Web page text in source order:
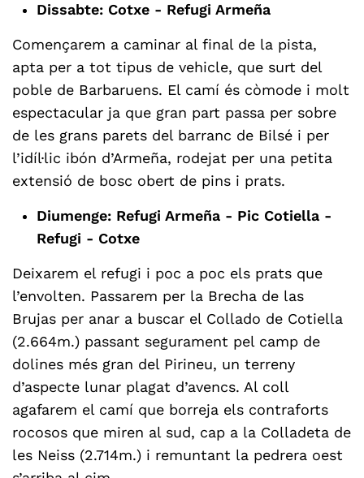
Dissabte: Cotxe - Refugi Armeña
Començarem a caminar al final de la pista,
apta per a tot tipus de vehicle, que surt del
poble de Barbaruens. El camí és còmode i molt
espectacular ja que gran part passa per sobre
de les grans parets del barranc de Bilsé i per
l’idíl·lic ibón d’Armeña, rodejat per una petita
extensió de bosc obert de pins i prats.
Diumenge: Refugi Armeña - Pic Cotiella -
Refugi - Cotxe
Deixarem el refugi i poc a poc els prats que
l’envolten. Passarem per la Brecha de las
Brujas per anar a buscar el Collado de Cotiella
(2.664m.) passant segurament pel camp de
dolines més gran del Pirineu, un terreny
d’aspecte lunar plagat d’avencs. Al coll
agafarem el camí que borreja els contraforts
rocosos que miren al sud, cap a la Colladeta de
les Neiss (2.714m.) i remuntant la pedrera oest